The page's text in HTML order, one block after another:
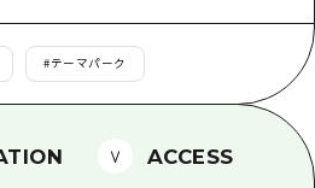
FREE Wi-Fi
所
訪れる外国人旅行者向け情報一
#テーマパーク
ACCESS